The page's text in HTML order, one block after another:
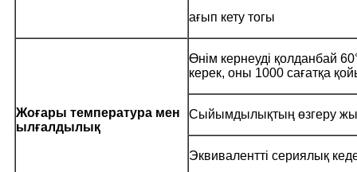
ағып кету тогы
Жоғары температура мен
ылғалдылық
Өнім кернеуді қолданбай
керек, оны 1000 сағатқа
Сыйымдылықтың өзгеру
Эквивалентті сериялық